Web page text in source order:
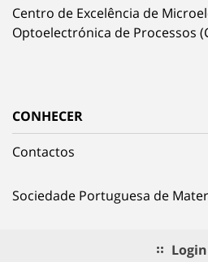
Centro de Excelência de
Optoelectrónica de Processos
CONHECER
Contactos
Sociedade Portuguesa de
Login